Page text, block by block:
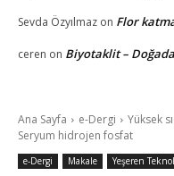
Sevda Özyılmaz on Flor
ceren on Biyotaklit –